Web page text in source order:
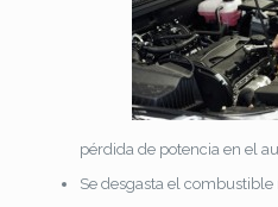
pérdida de potencia en el
Se desgasta el